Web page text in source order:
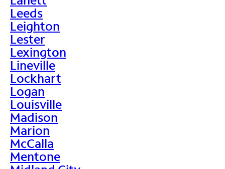
Leeds
Leighton
Lester
Lexington
Lineville
Lockhart
Logan
Louisville
Madison
Marion
McCalla
Mentone